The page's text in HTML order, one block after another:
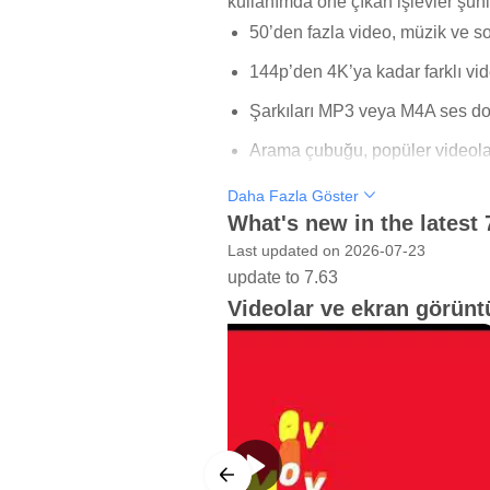
50’den fazla video, müzik ve
144p’den 4K’ya kadar farklı
Şarkıları MP3 veya M4A ses
Arama çubuğu, popüler
İndirilen dosyaları çevrimdışı
Çoklu Platform İndirme
Snaptube, video ve müzikleri tek
Vevo, WhatsApp ve 50’den fazla
Günlük kullanımda bu, kısa bir
olmadan açmak isteyenler için
İçerik bulma kısmı sade
yanında görünen indirme
platformun kendi kullanım
Daha Fazla Göster
What's new in the latest
Last updated on 2026-07-23
update to 7.63
Videolar ve ekran